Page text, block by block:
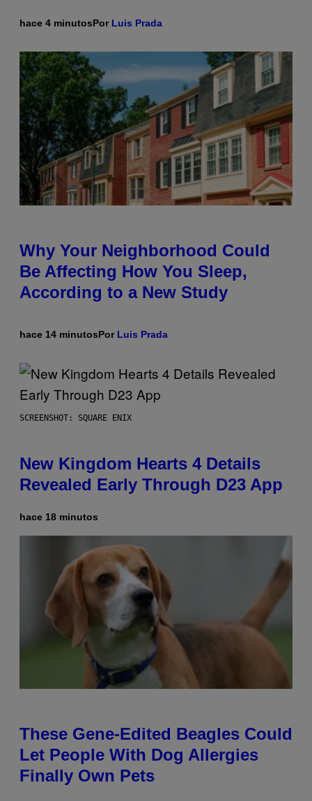
hace 4 minutosPor Luis Prada
Why Your Neighborhood Could
Be Affecting How You Sleep,
According to a New Study
hace 14 minutosPor Luis Prada
SCREENSHOT: SQUARE ENIX
New Kingdom Hearts 4 Details
Revealed Early Through D23 App
hace 18 minutos
These Gene-Edited Beagles Could
Let People With Dog Allergies
Finally Own Pets